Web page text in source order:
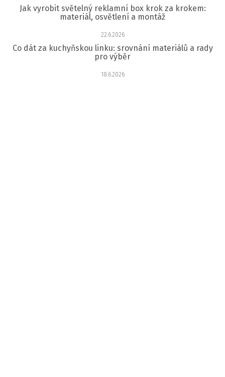
Jak vyrobit světelný reklamní box krok za krokem:
materiál, osvětlení a montáž
22.6.2026
Co dát za kuchyňskou linku: srovnání materiálů a rady
pro výběr
18.6.2026